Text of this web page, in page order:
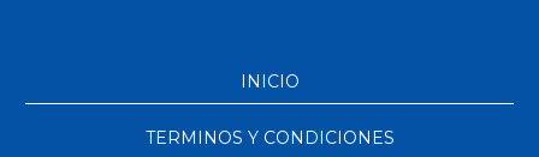
INICIO
TERMINOS Y CONDICIONES